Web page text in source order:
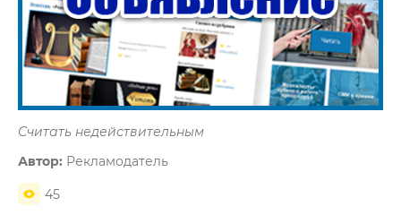
Считать недействительным
Автор: Рекламодатель
45